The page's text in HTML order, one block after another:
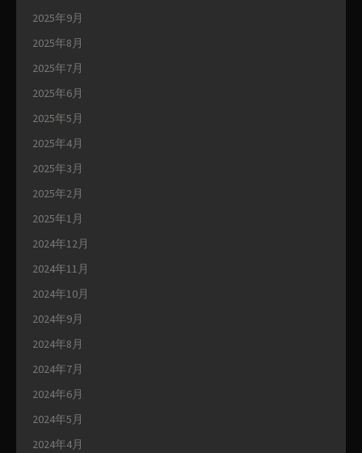
2025年9月
2025年8月
2025年7月
2025年6月
2025年5月
2025年4月
2025年3月
2025年2月
2025年1月
2024年12月
2024年11月
2024年10月
2024年9月
2024年8月
2024年7月
2024年6月
2024年5月
2024年4月